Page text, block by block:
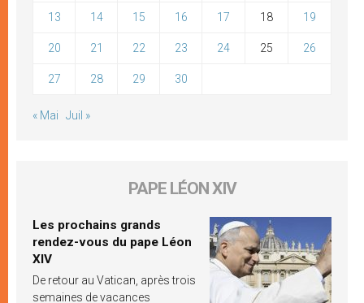
13 14 15 16 17 18 19
20 21 22 23 24 25 26
27 28 29 30
« Mai Juil »
PAPE LÉON XIV
Les prochains grands
rendez-vous du pape Léon
XIV
De retour au Vatican, après trois
semaines de vacances